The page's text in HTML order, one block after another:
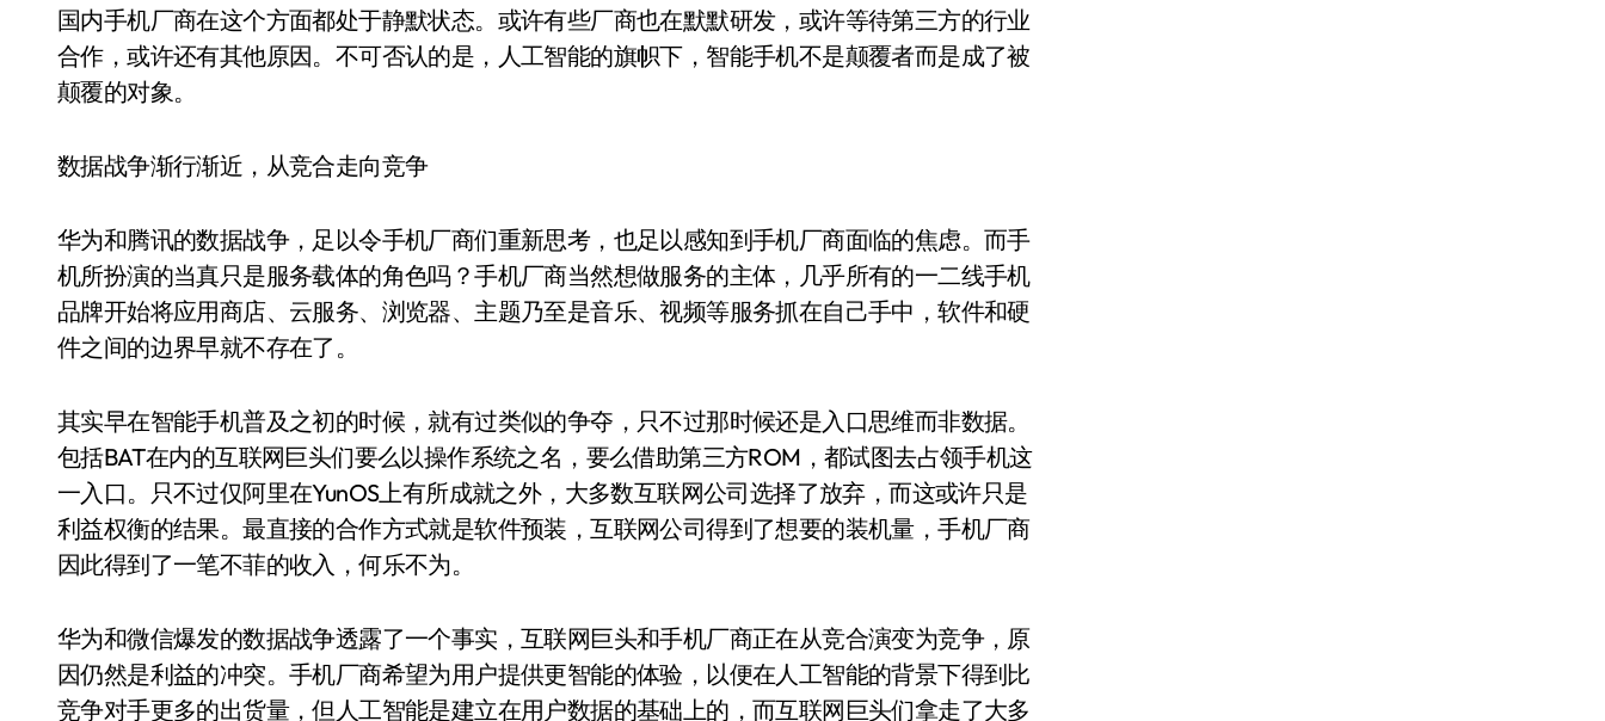
国内手机厂商在这个方面都处于静默状态。或许有些厂商也在默默研发，或许等待第三方的行业
合作，或许还有其他原因。不可否认的是，人工智能的旗帜下，智能手机不是颠覆者而是成了被
颠覆的对象。
数据战争渐行渐近，从竞合走向竞争
华为和腾讯的数据战争，足以令手机厂商们重新思考，也足以感知到手机厂商面临的焦虑。而手
机所扮演的当真只是服务载体的角色吗？手机厂商当然想做服务的主体，几乎所有的一二线手机
品牌开始将应用商店、云服务、浏览器、主题乃至是音乐、视频等服务抓在自己手中，软件和硬
件之间的边界早就不存在了。
其实早在智能手机普及之初的时候，就有过类似的争夺，只不过那时候还是入口思维而非数据。
包括BAT在内的互联网巨头们要么以操作系统之名，要么借助第三方ROM，都试图去占领手机这
一入口。只不过仅阿里在YunOS上有所成就之外，大多数互联网公司选择了放弃，而这或许只是
利益权衡的结果。最直接的合作方式就是软件预装，互联网公司得到了想要的装机量，手机厂商
因此得到了一笔不菲的收入，何乐不为。
华为和微信爆发的数据战争透露了一个事实，互联网巨头和手机厂商正在从竞合演变为竞争，原
因仍然是利益的冲突。手机厂商希望为用户提供更智能的体验，以便在人工智能的背景下得到比
竞争对手更多的出货量，但人工智能是建立在用户数据的基础上的，而互联网巨头们拿走了大多